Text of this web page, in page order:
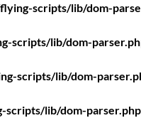
scripts/lib/dom-
scripts/lib/dom-
scripts/lib/dom-
lib/dom-parser.php